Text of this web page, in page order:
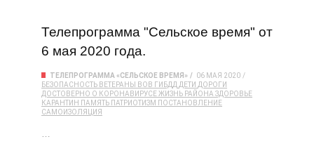
Телепрограмма "Сельское время" от
6 мая 2020 года.
ТЕЛЕПРОГРАММА «СЕЛЬСКОЕ ВРЕМЯ»
06 МАЯ 2020
БЕЗОПАСНОСТЬ ВЕТЕРАНЫ ВОВ ГИБДД ДЕТИ ДОРОГИ
ДОСТОВЕРНО О КОРОНАВИРУСЕЖИЗНЬ РАЙОНА ЗДОРОВЬЕ
КАРАНТИН ПАМЯТЬ ПАТРИОТИЗМ ПОСТАНОВЛЕНИЕ
САМОИЗОЛЯЦИЯ
…